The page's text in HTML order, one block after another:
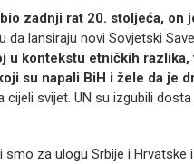
zadnji rat 20. stoljeća, on
da lansiraju novi Sovjetski
u kontekstu etničkih
su napali BiH i žele da je
cijeli svijet. UN su izgubili
smo za ulogu Srbije i Hrvatske